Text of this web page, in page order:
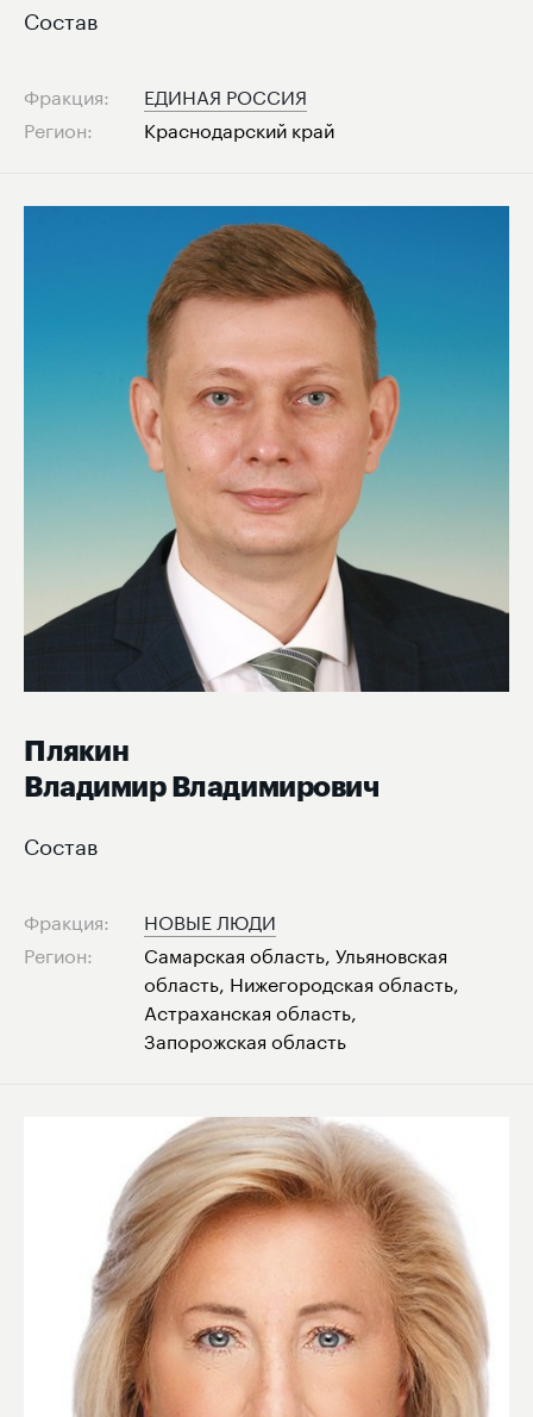
Состав
Фракция:
ЕДИНАЯ РОССИЯ
Регион:
Краснодарский край
Плякин
Владимир Владимирович
Состав
Фракция:
НОВЫЕ ЛЮДИ
Регион:
Самарская область, Ульяновская
область, Нижегородская область,
Астраханская область,
Запорожская область